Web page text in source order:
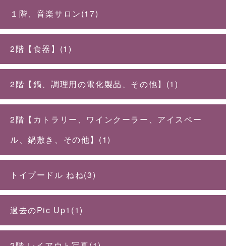
１階、音楽サロン(17)
2階【食器】(1)
2階【鍋、調理用の電化製品、その他】(1)
2階【カトラリー、ワインクーラー、アイスペー
ル、鍋敷き、その他】(1)
トイプードル ねね(3)
過去のPic Up1(1)